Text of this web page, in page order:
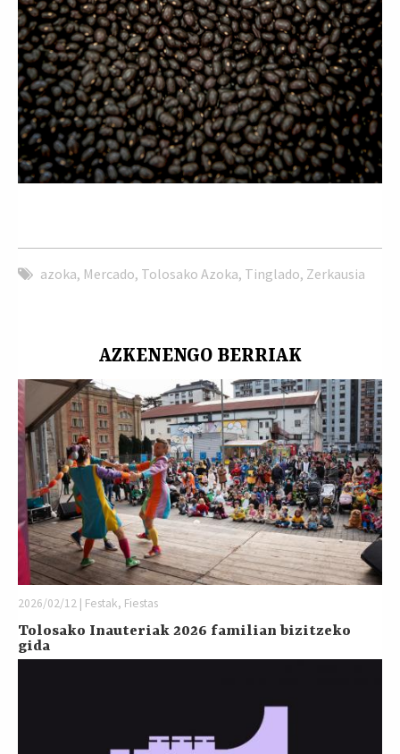
azoka, Mercado, Tolosako Azoka, Tinglado, Zerkausia
AZKENENGO BERRIAK
2026/02/12 | Festak, Fiestas
Tolosako Inauteriak 2026 familian bizitzeko
gida